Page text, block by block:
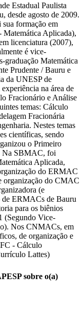
Estadual Paulista
desde agosto de 2009.
formação em
Aplicada),
licenciatura (2007),
é vice-
graduação Matemática
Prudente / Bauru e
da UNESP de
na área de
Fracionário e Análise
temas: Cálculo
Fracionária
Nestes temas
científicas, sendo
o Primeiro
Na SBMAC, foi
Aplicada,
do ERMAC
organização do CMAC
(e
de ERMACs de Bauru
para os biênios
(Segundo Vice-
Nos CNMACs, em
de organização e
- Cálculo
Lattes)
sobre o(a)